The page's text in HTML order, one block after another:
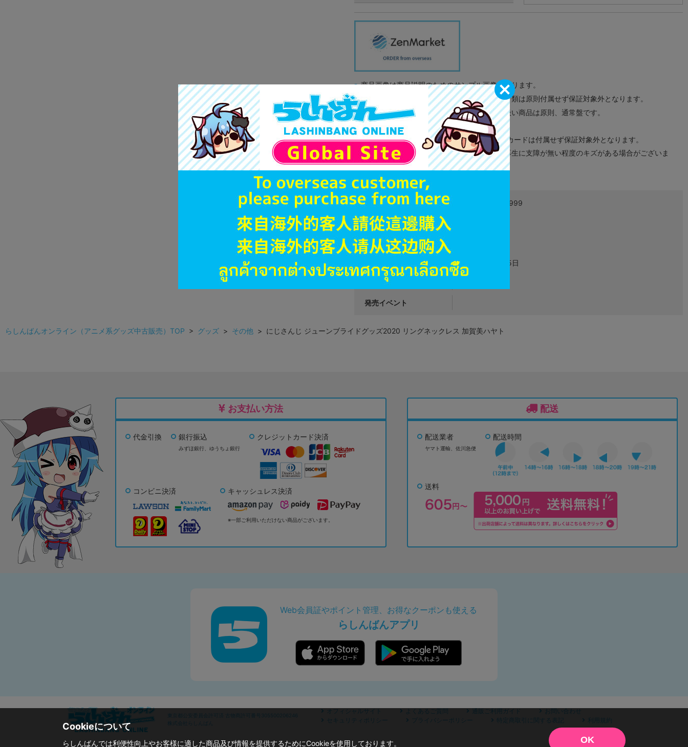
商品画像は商品説明のためのサンプル画像になります。
販促物、書籍の帯やぬいぐるみのタグ、コード類は原則付属せず保証対象外となります。
商品名や備考欄に特別な記載が無い限り取り扱い商品は原則、通常盤です。
「電池」は原則として保証対象外となります。
ゲーム機本体には、SDカードなどのメモリーカードは付属せず保証対象外となります。
ディスク類の読み取り面のキズに関しまして再生に支障が無い程度のキズがある場合がございま
す。
※詳細につきましてはコチラ
JANコード 4999999999999
商品番号
商品カテゴリ
2020年10月05日
発売イベント
らしんばんオンライン（アニメ系グッズ中古販売）TOP > グッズ > その他 > にじさんじ ジューンブライドグッズ2020 リングネックレス 加賀美ハヤト
お支払い方法
代金引換 銀行振込
みずほ銀行、 ゆうちょ銀行
クレジットカード決済
コンビニ決済 キャッシュレス決済
※一部ご利用いただけない商品がございます。
配送
配送業者
ヤマト運輸、佐川急便
配送時間
送料
Web会員証やポイント管理、お得なクーポンも使える
らしんばんアプリ
東京都公安委員会許可済 古物商許可番号305500206246
オフィシャルサイト よくあるご質問 通販ご利用ガイド
お問い合わせ
セキュリティポリシー
プライバシーポリシー 特定商取引に関する表記 利用規約
Cookieについて
らしんばんでは利便性向上やお客様に適した商品及び情報を提供するためにCookieを使用しております。 OK